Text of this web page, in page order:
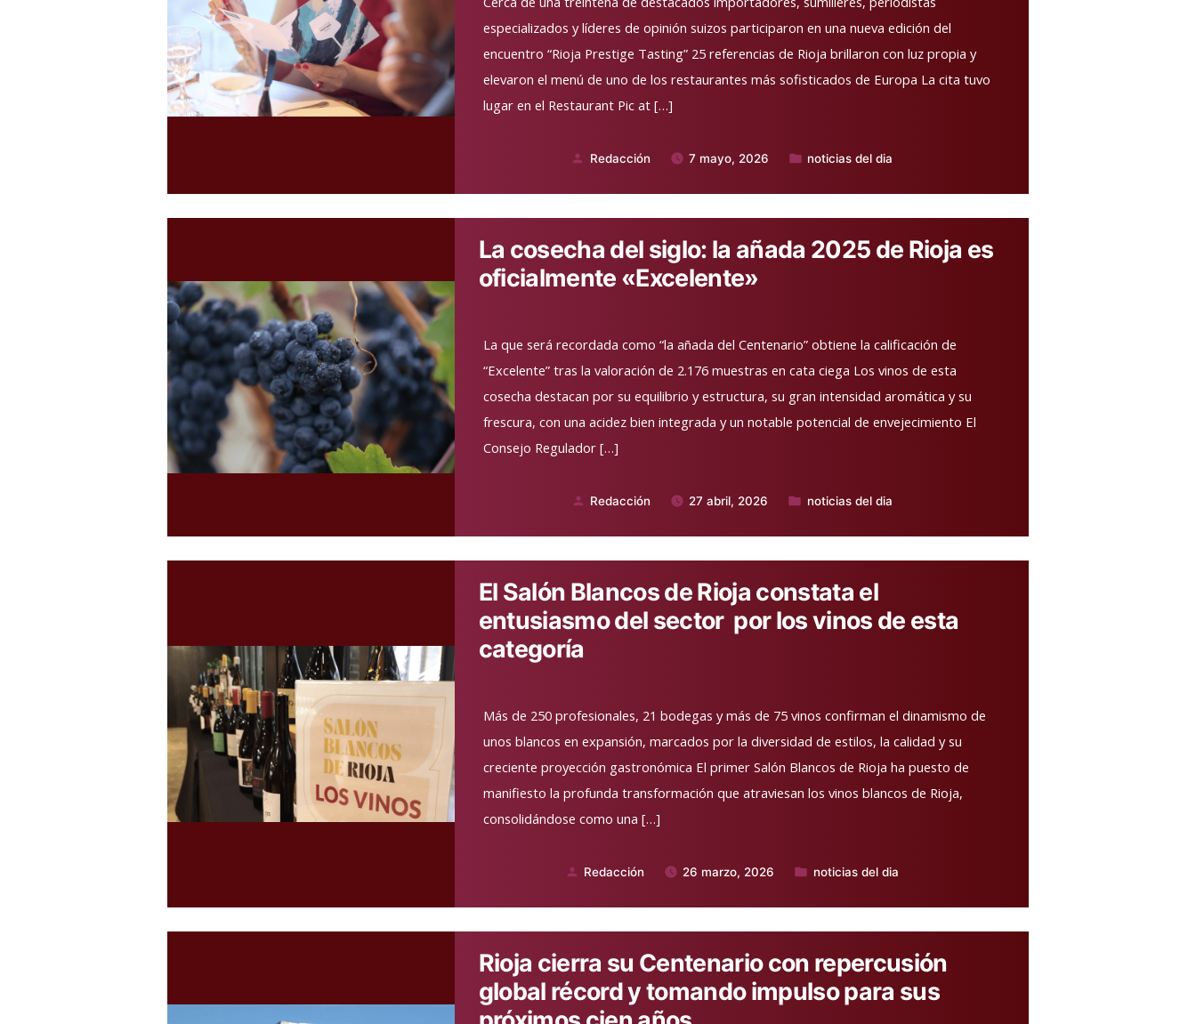
especializados y líderes de opinión suizos participaron en una nueva edición del
encuentro “Rioja Prestige Tasting” 25 referencias de Rioja brillaron con luz propia y
elevaron el menú de uno de los restaurantes más sofisticados de Europa La cita tuvo
lugar en el Restaurant Pic at […]
Publicado
Redacción 7 mayo, 2026
Publicado
noticias del dia
La cosecha del siglo: la añada 2025 de Rioja es
oficialmente «Excelente»
La que será recordada como “la añada del Centenario” obtiene la calificación de
“Excelente” tras la valoración de 2.176 muestras en cata ciega Los vinos de esta
cosecha destacan por su equilibrio y estructura, su gran intensidad aromática y su
frescura, con una acidez bien integrada y un notable potencial de envejecimiento El
Consejo Regulador […]
Publicado
Redacción 27 abril, 2026
Publicado
noticias del dia
El Salón Blancos de Rioja constata el
entusiasmo del sector por los vinos de esta
categoría
­Más de 250 profesionales, 21 bodegas y más de 75 vinos confirman el dinamismo de
unos blancos en expansión, marcados por la diversidad de estilos, la calidad y su
creciente proyección gastronómica El primer Salón Blancos de Rioja ha puesto de
manifiesto la profunda transformación que atraviesan los vinos blancos de Rioja,
consolidándose como una […]
Publicado
Redacción 26 marzo, 2026
Publicado
noticias del dia
Rioja cierra su Centenario con repercusión
global récord y tomando impulso para sus